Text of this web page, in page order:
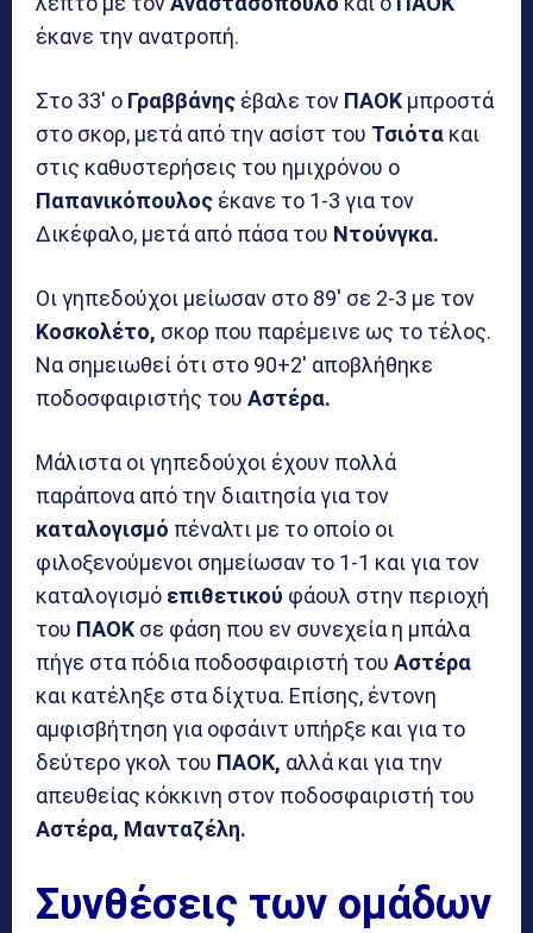
έκανε την ανατροπή.
Στο 33′ ο Γραββάνης έβαλε τον ΠΑΟΚ μπροστά
στο σκορ, μετά από την ασίστ του Τσιότα και
στις καθυστερήσεις του ημιχρόνου ο
Παπανικόπουλος έκανε το 1-3 για τον
Δικέφαλο, μετά από πάσα του Ντούνγκα.
Οι γηπεδούχοι μείωσαν στο 89′ σε 2-3 με τον
Κοσκολέτο, σκορ που παρέμεινε ως το τέλος.
Να σημειωθεί ότι στο 90+2′ αποβλήθηκε
ποδοσφαιριστής του Αστέρα.
Μάλιστα οι γηπεδούχοι έχουν πολλά
παράπονα από την διαιτησία για τον
καταλογισμό πέναλτι με το οποίο οι
φιλοξενούμενοι σημείωσαν το 1-1 και για τον
καταλογισμό επιθετικού φάουλ στην περιοχή
του ΠΑΟΚ σε φάση που εν συνεχεία η μπάλα
πήγε στα πόδια ποδοσφαιριστή του Αστέρα
και κατέληξε στα δίχτυα. Επίσης, έντονη
αμφισβήτηση για οφσάιντ υπήρξε και για το
δεύτερο γκολ του ΠΑΟΚ, αλλά και για την
απευθείας κόκκινη στον ποδοσφαιριστή του
Αστέρα, Μανταζέλη.
Συνθέσεις των ομάδων